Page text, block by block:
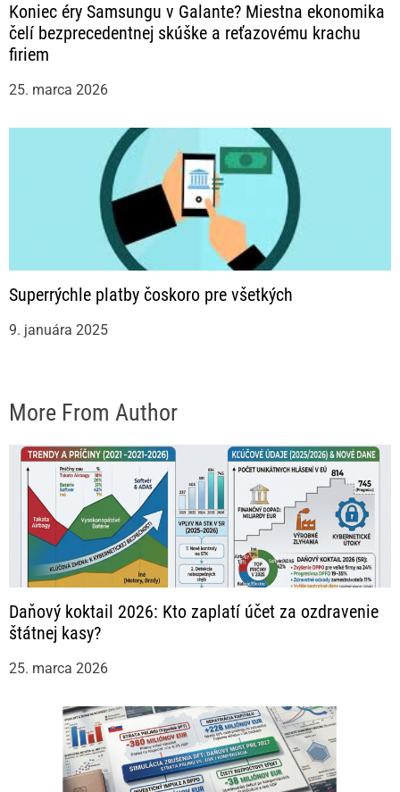
Koniec éry Samsungu v Galante? Miestna ekonomika
čelí bezprecedentnej skúške a reťazovému krachu
firiem
25. marca 2026
Superrýchle platby čoskoro pre všetkých
9. januára 2025
More From Author
Daňový koktail 2026: Kto zaplatí účet za ozdravenie
štátnej kasy?
25. marca 2026